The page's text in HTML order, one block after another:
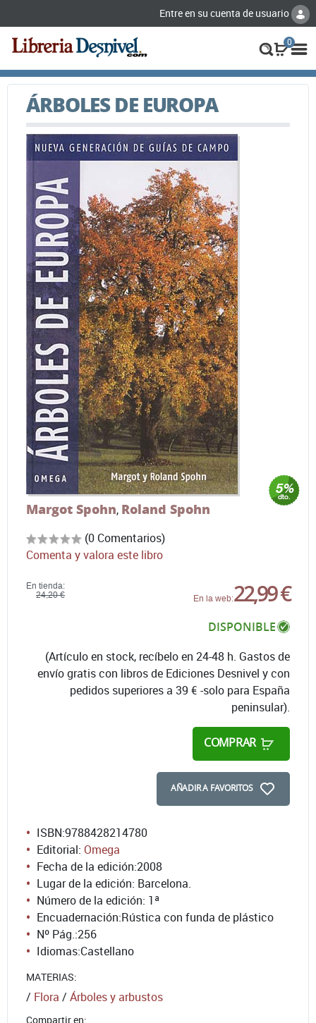
Entre en su cuenta de usuario
0
ÁRBOLES DE EUROPA
Margot Spohn, Roland Spohn
(0 Comentarios)
Comenta y valora este libro
En tienda:
24,20 €
En la web:22,99 €
DISPONIBLE
(Artículo en stock, recíbelo en 24-48 h. Gastos de
envío gratis con libros de Ediciones Desnivel y con
pedidos superiores a 39 € -solo para España
peninsular).
COMPRAR
AÑADIR A FAVORITOS
ISBN:9788428214780
Editorial: Omega
Fecha de la edición:2008
Lugar de la edición: Barcelona.
Número de la edición: 1ª
Encuadernación:Rústica con funda de plástico
Nº Pág.:256
Idiomas:Castellano
MATERIAS:
/ Flora / Árboles y arbustos
Compartir en: